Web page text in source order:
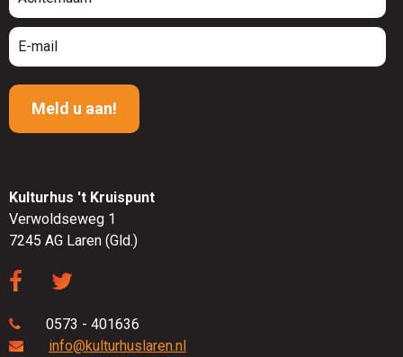
Kulturhus 't Kruispunt
Verwoldseweg 1
7245 AG Laren (Gld.)
0573 - 401636
info@kulturhuslaren.nl